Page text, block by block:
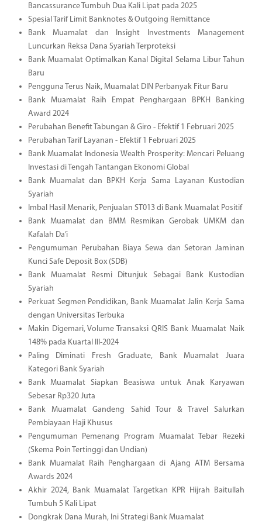
Bancassurance Tumbuh Dua Kali Lipat pada 2025
Spesial Tarif Limit Banknotes & Outgoing Remittance
Bank Muamalat dan Insight Investments Management
Luncurkan Reksa Dana Syariah Terproteksi
Bank Muamalat Optimalkan Kanal Digital Selama Libur Tahun
Baru
Pengguna Terus Naik, Muamalat DIN Perbanyak Fitur Baru
Bank Muamalat Raih Empat Penghargaan BPKH Banking
Award 2024
Perubahan Benefit Tabungan & Giro - Efektif 1 Februari 2025
Perubahan Tarif Layanan - Efektif 1 Februari 2025
Bank Muamalat Indonesia Wealth Prosperity: Mencari Peluang
Investasi di Tengah Tantangan Ekonomi Global
Bank Muamalat dan BPKH Kerja Sama Layanan Kustodian
Syariah
Imbal Hasil Menarik, Penjualan ST013 di Bank Muamalat Positif
Bank Muamalat dan BMM Resmikan Gerobak UMKM dan
Kafalah Da’i
Pengumuman Perubahan Biaya Sewa dan Setoran Jaminan
Kunci Safe Deposit Box (SDB)
Bank Muamalat Resmi Ditunjuk Sebagai Bank Kustodian
Syariah
Perkuat Segmen Pendidikan, Bank Muamalat Jalin Kerja Sama
dengan Universitas Terbuka
Makin Digemari, Volume Transaksi QRIS Bank Muamalat Naik
148% pada Kuartal III-2024
Paling Diminati Fresh Graduate, Bank Muamalat Juara
Kategori Bank Syariah
Bank Muamalat Siapkan Beasiswa untuk Anak Karyawan
Sebesar Rp320 Juta
Bank Muamalat Gandeng Sahid Tour & Travel Salurkan
Pembiayaan Haji Khusus
Pengumuman Pemenang Program Muamalat Tebar Rezeki
(Skema Poin Tertinggi dan Undian)
Bank Muamalat Raih Penghargaan di Ajang ATM Bersama
Awards 2024
Akhir 2024, Bank Muamalat Targetkan KPR Hijrah Baitullah
Tumbuh 5 Kali Lipat
Dongkrak Dana Murah, Ini Strategi Bank Muamalat